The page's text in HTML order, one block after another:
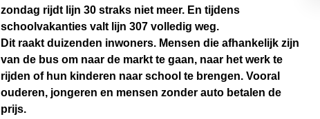
zondag rijdt lijn 30 straks niet meer. En tijdens
schoolvakanties valt lijn 307 volledig weg.
Dit raakt duizenden inwoners. Mensen die afhankelijk zijn
van de bus om naar de markt te gaan, naar het werk te
rijden of hun kinderen naar school te brengen. Vooral
ouderen, jongeren en mensen zonder auto betalen de
prijs.